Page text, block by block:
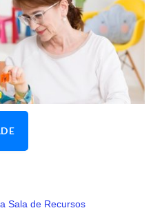
Sala de Recursos